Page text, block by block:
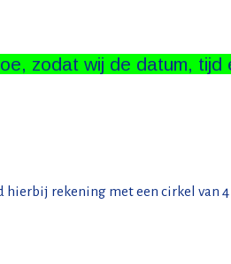
zodat wij de datum, tijd
rekening met een cirkel van